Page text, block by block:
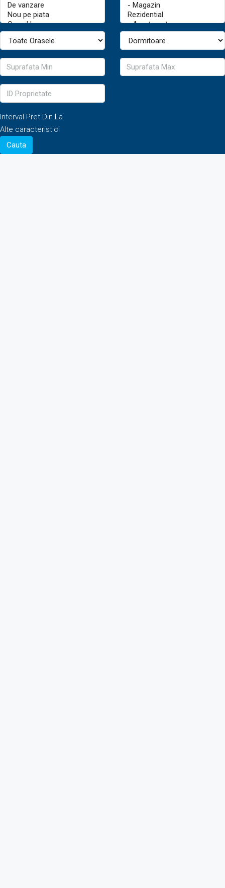
Interval Pret Din La
Alte caracteristici
Cauta